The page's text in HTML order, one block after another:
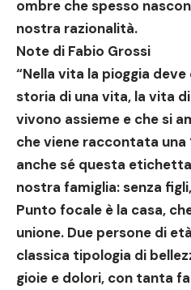
ombre che spesso
nostra razionalità.
Note di Fabio Grossi
“Nella vita la pioggia
storia di una vita, la vita
vivono assieme e che si
che viene raccontata una
anche sé questa
nostra famiglia: senza
Punto focale è la casa,
unione. Due persone di
classica tipologia di
gioie e dolori, con tanta